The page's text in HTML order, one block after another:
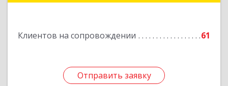
Клиентов на сопровождении 61
Отправить заявку
Отправить заявку